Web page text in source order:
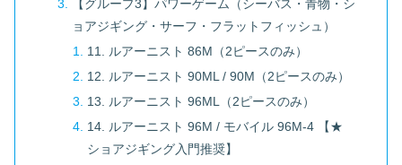
【グループ3】パワーゲーム（シーバス・青物・シ
ョアジギング・サーフ・フラットフィッシュ）
11. ルアーニスト 86M（2ピースのみ）
12. ルアーニスト 90ML / 90M（2ピースのみ）
13. ルアーニスト 96ML（2ピースのみ）
14. ルアーニスト 96M / モバイル 96M-4 【★
ショアジギング入門推奨】